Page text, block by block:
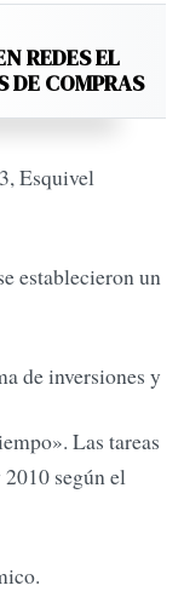
REDES EL
DE COMPRAS
Esquivel
establecieron un
de inversiones y
Las tareas
según el